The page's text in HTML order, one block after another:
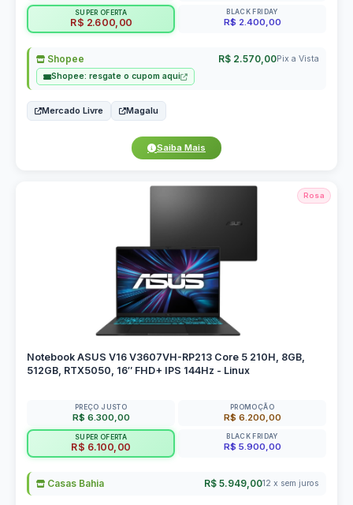
SUPER OFERTA
R$ 2.600,00
BLACK FRIDAY
R$ 2.400,00
Shopee R$ 2.570,00Pix a Vista
Shopee: resgate o cupom aqui
Mercado Livre Magalu
Saiba Mais
Rosa
Notebook ASUS V16 V3607VH-RP213 Core 5 210H, 8GB,
512GB, RTX5050, 16″ FHD+ IPS 144Hz - Linux
PREÇO JUSTO
R$ 6.300,00
PROMOÇÃO
R$ 6.200,00
SUPER OFERTA
R$ 6.100,00
BLACK FRIDAY
R$ 5.900,00
Casas Bahia R$ 5.949,0012 x sem juros